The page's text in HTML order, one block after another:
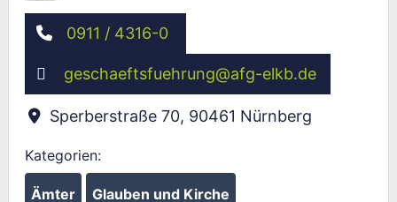
0911 / 4316-0
geschaeftsfuehrung@afg-elkb.de
Sperberstraße 70, 90461 Nürnberg
Kategorien:
Ämter Glauben und Kirche